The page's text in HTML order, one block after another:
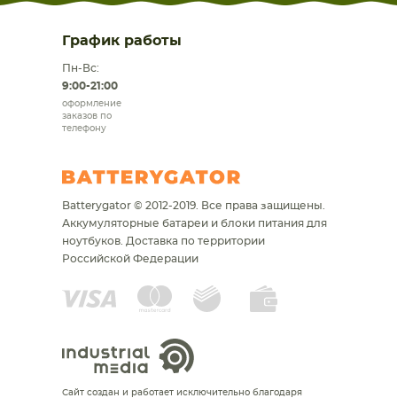
График работы
Пн-Вс:
9:00-21:00
оформление
заказов по
телефону
Batterygator © 2012-2019. Все права защищены.
Аккумуляторные батареи и блоки питания для
ноутбуков. Доставка по территории
Российской Федерации
Сайт создан и работает исключительно благодаря